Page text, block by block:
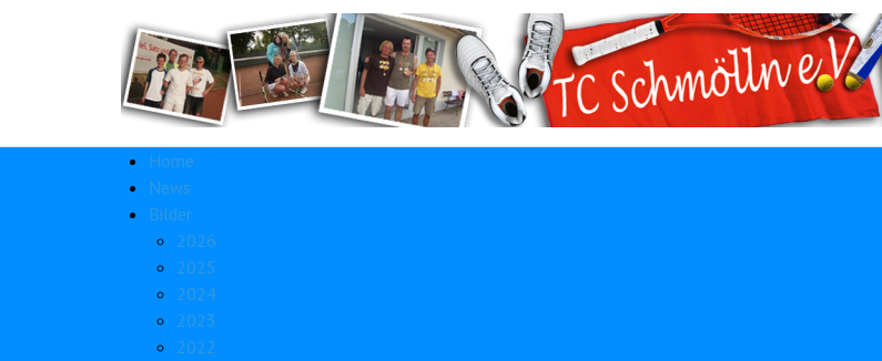
Home
News
Bilder
2026
2025
2024
2023
2022